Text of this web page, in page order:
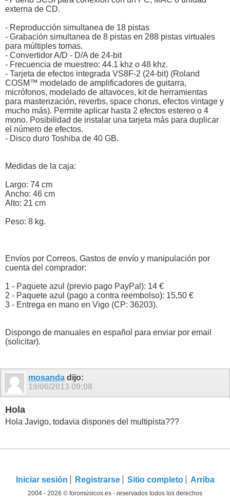
externa de CD.
- Reproducción simultanea de 18 pistas
- Grabación simultanea de 8 pistas en 288 pistas virtuales
para múltiples tomas.
- Convertidor A/D - D/A de 24-bit
- Frecuencia de muestreo: 44.1 khz o 48 khz.
- Tarjeta de efectos integrada VS8F-2 (24-bit) (Roland
COSM™ modelado de amplificadores de guitarra,
micrófonos, modelado de altavoces, kit de herramientas
para masterización, reverbs, space chorus, efectos vintage y
mucho más). Permite aplicar hasta 2 efectos estereo o 4
mono. Posibilidad de instalar una tarjeta más para duplicar
el número de efectos.
- Disco duro Toshiba de 40 GB.
Medidas de la caja:
Largo: 74 cm
Ancho: 46 cm
Alto: 21 cm
Peso: 8 kg.
Envíos por Correos. Gastos de envío y manipulación por
cuenta del comprador:
1 - Paquete azul (previo pago PayPal): 14 €
2 - Paquete azul (pago a contra reembolso): 15,50 €
3 - Entrega en mano en Vigo (CP: 36203).
Dispongo de manuales en español para enviar por email
(solicitar).
mosanda dijo:
19/06/2013 09:08
Hola
Hola Javigo, todavia dispones del multipista???
Iniciar sesión Registrarse Sitio completo Arriba
2004 - 2026 © foromúsicos.es - reservados todos los derechos